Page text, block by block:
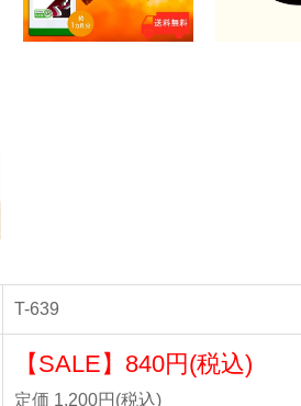
T-639
【SALE】 840円(税込)
定価 1,200円(税込)